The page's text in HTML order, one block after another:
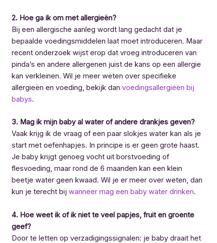
2. Hoe ga ik om met allergieën?
Bij een allergische aanleg wordt lang gedacht dat je
bepaalde voedingsmiddelen laat moet introduceren. Maar
recent onderzoek wijst erop dat vroeg introduceren van
pinda’s en andere allergenen juist de kans op een allergie
kan verkleinen. Wil je meer weten over specifieke
allergieën en voeding, bekijk dan voedingsallergieën bij
babys.
3. Mag ik mijn baby al water of andere drankjes geven?
Vaak krijg ik de vraag of een paar slokjes water kan als je
start met oefenhapjes. In principe is er geen grote haast.
Je baby krijgt genoeg vocht uit borstvoeding of
flesvoeding, maar rond de 6 maanden kan een klein
beetje water geen kwaad. Wil je er meer over weten, dan
kun je terecht bij wanneer mag een baby water drinken.
4. Hoe weet ik of ik niet te veel papjes, fruit en groente
geef?
Door te letten op verzadigingssignalen: je baby draait het